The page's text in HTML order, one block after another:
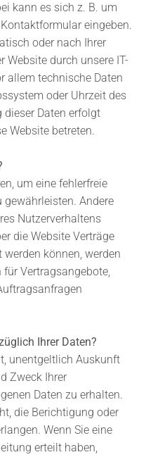
kann es sich z. B. um
eingeben.
oder nach Ihrer
Website durch unsere IT-
allem technische Daten
oder Uhrzeit des
dieser Daten erfolgt
Website betreten.
um eine fehlerfreie
gewährleisten. Andere
Nutzerverhaltens
die Website Verträge
können, werden
Vertragsangebote,
Ihrer Daten?
unentgeltlich Auskunft
Zweck Ihrer
Daten zu erhalten.
die Berichtigung oder
Wenn Sie eine
erteilt haben,